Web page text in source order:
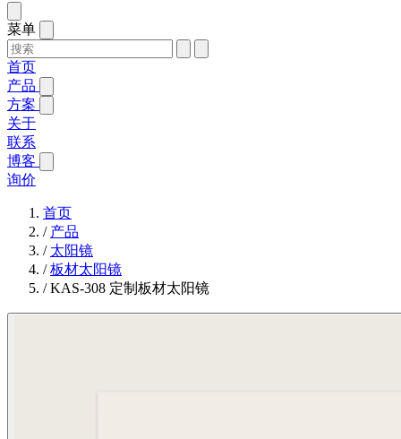
菜单
首页
产品
方案
关于
联系
博客
询价
首页
/ 产品
/ 太阳镜
/板材太阳镜
/KAS-308 定制板材太阳镜